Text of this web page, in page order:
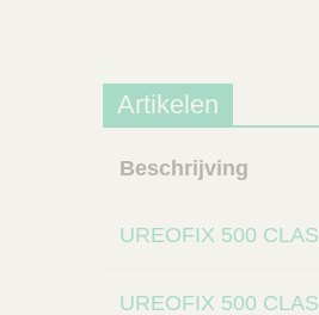
Artikelen
Beschrijving
UREOFIX 500
UREOFIX 500